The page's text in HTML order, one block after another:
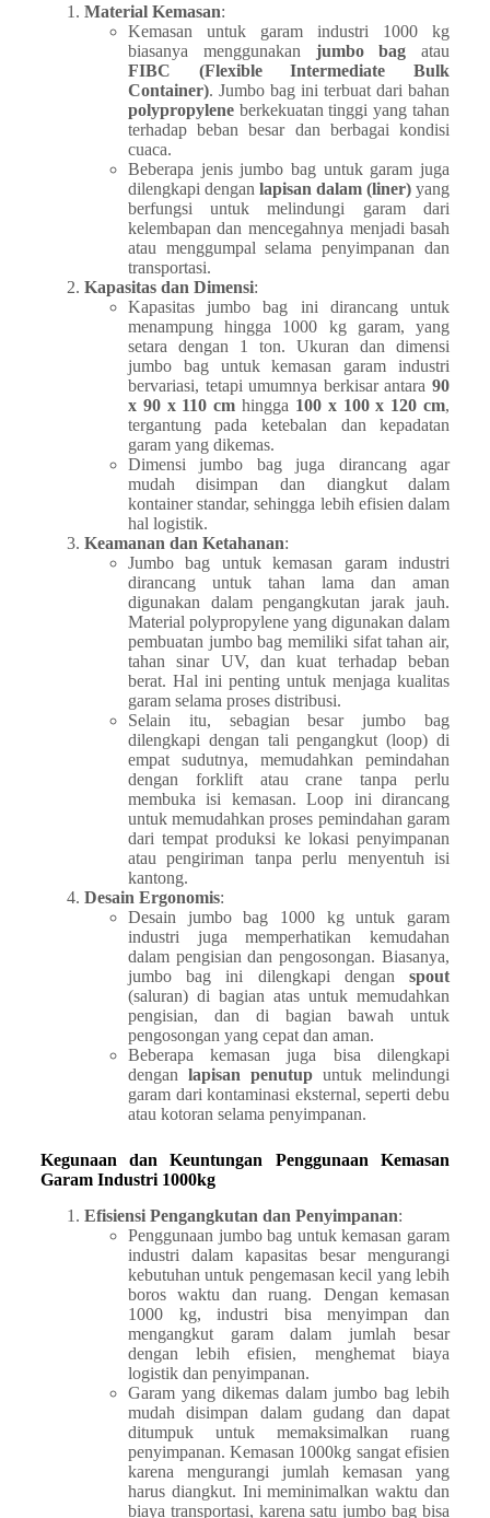
Material Kemasan:
Kemasan untuk garam industri 1000 kg
biasanya menggunakan jumbo bag atau
FIBC (Flexible Intermediate Bulk
Container). Jumbo bag ini terbuat dari bahan
polypropyleneberkekuatan tinggi yang tahan
terhadap beban besar dan berbagai kondisi
cuaca.
Beberapa jenis jumbo bag untuk garam juga
dilengkapi dengan lapisan dalam (liner) yang
berfungsi untuk melindungi garam dari
kelembapan dan mencegahnya menjadi basah
atau menggumpal selama penyimpanan dan
transportasi.
Kapasitas dan Dimensi:
Kapasitas jumbo bag ini dirancang untuk
menampung hingga 1000 kg garam, yang
setara dengan 1 ton. Ukuran dan dimensi
jumbo bag untuk kemasan garam industri
bervariasi, tetapi umumnya berkisar antara90
x 90 x 110 cm hingga 100 x 100 x 120 cm,
tergantung pada ketebalan dan kepadatan
garam yang dikemas.
Dimensi jumbo bag juga dirancang agar
mudah disimpan dan diangkut dalam
kontainer standar, sehingga lebih efisien dalam
hal logistik.
Keamanan dan Ketahanan:
Jumbo bag untuk kemasan garam industri
dirancang untuk tahan lama dan aman
digunakan dalam pengangkutan jarak jauh.
Material polypropylene yang digunakan dalam
pembuatan jumbo bag memiliki sifat tahan air,
tahan sinar UV, dan kuat terhadap beban
berat. Hal ini penting untuk menjaga kualitas
garam selama proses distribusi.
Selain itu, sebagian besar jumbo bag
dilengkapi dengan tali pengangkut (loop) di
empat sudutnya, memudahkan pemindahan
dengan forklift atau crane tanpa perlu
membuka isi kemasan. Loop ini dirancang
untuk memudahkan proses pemindahan garam
dari tempat produksi ke lokasi penyimpanan
atau pengiriman tanpa perlu menyentuh isi
kantong.
Desain Ergonomis:
Desain jumbo bag 1000 kg untuk garam
industri juga memperhatikan kemudahan
dalam pengisian dan pengosongan. Biasanya,
jumbo bag ini dilengkapi denganspout
(saluran) di bagian atas untuk memudahkan
pengisian, dan di bagian bawah untuk
pengosongan yang cepat dan aman.
Beberapa kemasan juga bisa dilengkapi
dengan lapisan penutup untuk melindungi
garam dari kontaminasi eksternal, seperti debu
atau kotoran selama penyimpanan.
Kegunaan dan Keuntungan Penggunaan Kemasan
Garam Industri 1000kg
Efisiensi Pengangkutan dan Penyimpanan:
Penggunaan jumbo bag untuk kemasan garam
industri dalam kapasitas besar mengurangi
kebutuhan untuk pengemasan kecil yang lebih
boros waktu dan ruang. Dengan kemasan
1000 kg, industri bisa menyimpan dan
mengangkut garam dalam jumlah besar
dengan lebih efisien, menghemat biaya
logistik dan penyimpanan.
Garam yang dikemas dalam jumbo bag lebih
mudah disimpan dalam gudang dan dapat
ditumpuk untuk memaksimalkan ruang
penyimpanan. Kemasan 1000kg sangat efisien
karena mengurangi jumlah kemasan yang
harus diangkut. Ini meminimalkan waktu dan
biaya transportasi, karena satu jumbo bag bisa